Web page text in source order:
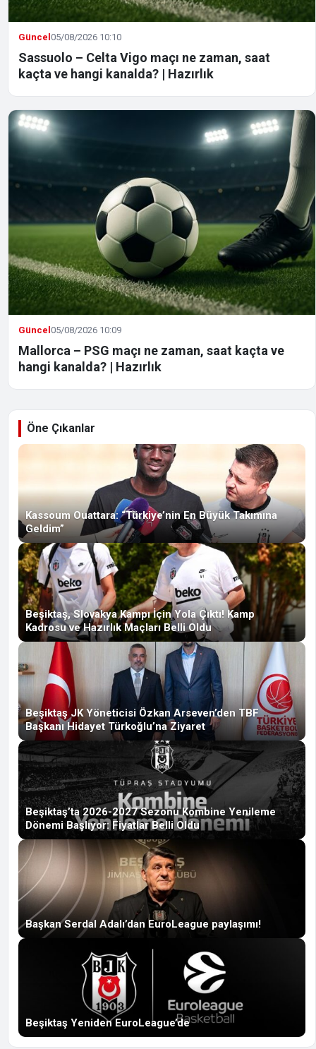
Güncel05/08/2026 10:10
Sassuolo – Celta Vigo maçı ne zaman, saat
kaçta ve hangi kanalda? | Hazırlık
Güncel05/08/2026 10:09
Mallorca – PSG maçı ne zaman, saat kaçta ve
hangi kanalda? | Hazırlık
Öne Çıkanlar
Kassoum Ouattara: “Türkiye’nin En Büyük Takımına
Geldim”
Beşiktaş, Slovakya Kampı İçin Yola Çıktı! Kamp
Kadrosu ve Hazırlık Maçları Belli Oldu
Beşiktaş JK Yöneticisi Özkan Arseven’den TBF
Başkanı Hidayet Türkoğlu’na Ziyaret
Beşiktaş’ta 2026-2027 Sezonu Kombine Yenileme
Dönemi Başlıyor: Fiyatlar Belli Oldu
Başkan Serdal Adalı’dan EuroLeague paylaşımı!
Beşiktaş Yeniden EuroLeague’de